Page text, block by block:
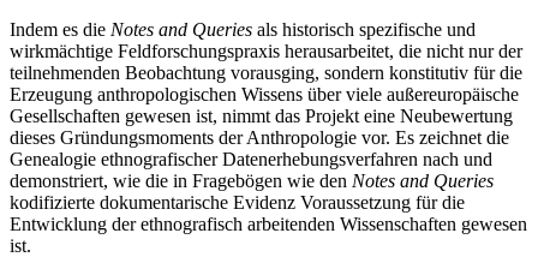
Indem es die Notes and Queries als historisch spezifische und
wirkmächtige Feldforschungspraxis herausarbeitet, die nicht nur der
teilnehmenden Beobachtung vorausging, sondern konstitutiv für die
Erzeugung anthropologischen Wissens über viele außereuropäische
Gesellschaften gewesen ist, nimmt das Projekt eine Neubewertung
dieses Gründungsmoments der Anthropologie vor. Es zeichnet die
Genealogie ethnografischer Datenerhebungsverfahren nach und
demonstriert, wie die in Fragebögen wie den Notes and Queries
kodifizierte dokumentarische Evidenz Voraussetzung für die
Entwicklung der ethnografisch arbeitenden Wissenschaften gewesen
ist.